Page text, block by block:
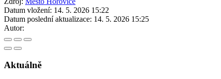
Datum vložení: 14. 5. 2026 15:22
Datum poslední aktualizace: 14. 5. 2026 15:25
Autor:
Aktuálně